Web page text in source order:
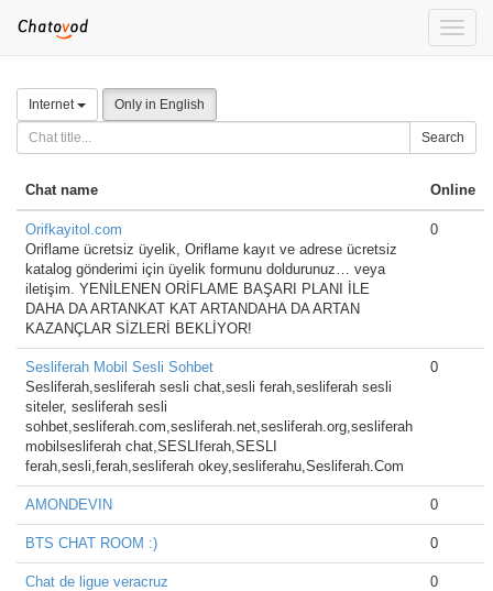
Toggle
Internet Only in English
Search
Chat name Online
Orifkayitol.com
Oriflame ücretsiz üyelik, Oriflame kayıt ve adrese ücretsiz
katalog gönderimi için üyelik formunu doldurunuz… veya
iletişim. YENİLENEN ORİFLAME BAŞARI PLANI İLE
DAHA DA ARTANKAT KAT ARTANDAHA DA ARTAN
KAZANÇLAR SİZLERİ BEKLİYOR!
0
Sesliferah Mobil Sesli Sohbet
Sesliferah,sesliferah sesli chat,sesli ferah,sesliferah sesli
siteler, sesliferah sesli
sohbet,sesliferah.com,sesliferah.net,sesliferah.org,sesliferah
mobilsesliferah chat,SESLIferah,SESLI
ferah,sesli,ferah,sesliferah okey,sesliferahu,Sesliferah.Com
0
AMONDEVIN 0
BTS CHAT ROOM :) 0
Chat de ligue veracruz
0